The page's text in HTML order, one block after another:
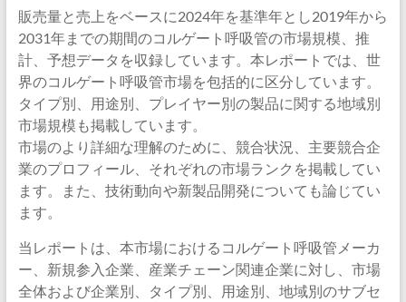
販売量と売上をベースに2024年を基準年とし2019年から
2031年までの期間のコルゲート呼吸管の市場規模、推
計、予想データを収録しています。本レポートでは、世
界のコルゲート呼吸管市場を包括的に区分しています。
タイプ別、用途別、プレイヤー別の製品に関する地域別
市場規模も掲載しています。
市場のより詳細な理解のために、競合状況、主要競合企
業のプロフィール、それぞれの市場ランクを掲載してい
ます。また、技術動向や新製品開発についても論じてい
ます。
当レポートは、本市場におけるコルゲート呼吸管メーカ
ー、新規参入企業、産業チェーン関連企業に対し、市場
全体および企業別、タイプ別、用途別、地域別のサブセ